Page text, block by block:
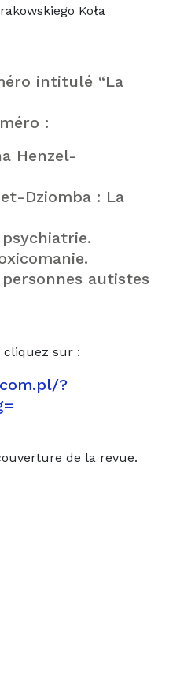
Koła
intitulé “La
:
Henzel-
Dziomba : La
autistes
cliquez sur :
?
de la revue.